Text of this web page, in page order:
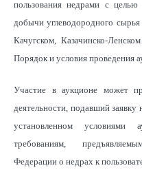
пользования недрами с целью
добычи углеводородного
Качугском, Казачинско-
Порядок и условия проведения
Участие в аукционе может
деятельности, подавший заявку
установленном
требованиям,
Федерации о недрах к